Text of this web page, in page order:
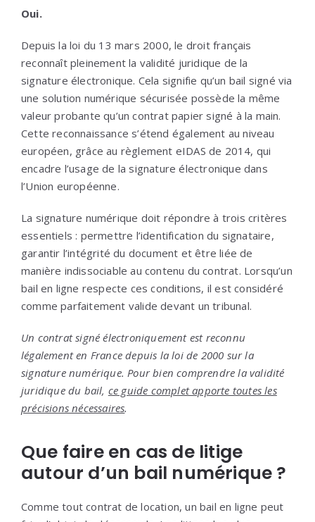
Oui.
Depuis la loi du 13 mars 2000, le droit français
reconnaît pleinement la validité juridique de la
signature électronique. Cela signifie qu’un bail signé via
une solution numérique sécurisée possède la même
valeur probante qu’un contrat papier signé à la main.
Cette reconnaissance s’étend également au niveau
européen, grâce au règlement eIDAS de 2014, qui
encadre l’usage de la signature électronique dans
l’Union européenne.
La signature numérique doit répondre à trois critères
essentiels : permettre l’identification du signataire,
garantir l’intégrité du document et être liée de
manière indissociable au contenu du contrat. Lorsqu’un
bail en ligne respecte ces conditions, il est considéré
comme parfaitement valide devant un tribunal.
Un contrat signé électroniquement est reconnu
légalement en France depuis la loi de 2000 sur la
signature numérique. Pour bien comprendre la validité
juridique du bail, ce guide complet apporte toutes les
précisions nécessaires.
Que faire en cas de litige
autour d’un bail numérique ?
Comme tout contrat de location, un bail en ligne peut